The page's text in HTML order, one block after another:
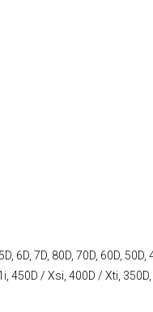
6D, 7D, 80D, 70D, 60D, 50D,
/ Xsi, 400D / Xti, 350D,